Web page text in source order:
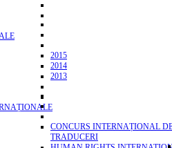
2015
2014
2013
CONCURS INTERNAȚIONAL
TRADUCERI